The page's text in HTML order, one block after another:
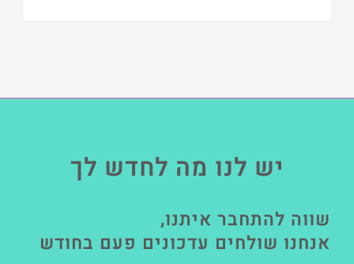
יש לנו מה לחדש לך
שווה להתחבר איתנו,
אנחנו שולחים עדכונים פעם בחודש